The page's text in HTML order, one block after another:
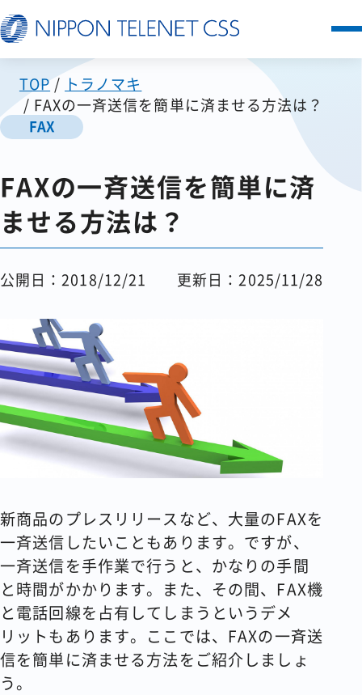
サービス一覧
日本テレネットの強み
お客様の声
セミナー
FAQ
お知らせ
コラム
会社情報
資料請求 お問い合わせ
TOP
トラノマキ
FAXの一斉送信を簡単に済ませる方法は？
FAX
FAXの一斉送信を簡単に済
ませる方法は？
公開日：2018/12/21 更新日：2025/11/28
新商品のプレスリリースなど、大量のFAXを
一斉送信したいこともあります。ですが、
一斉送信を手作業で行うと、かなりの手間
と時間がかかります。また、その間、FAX機
と電話回線を占有してしまうというデメ
リットもあります。ここでは、FAXの一斉送
信を簡単に済ませる方法をご紹介しましょ
う。